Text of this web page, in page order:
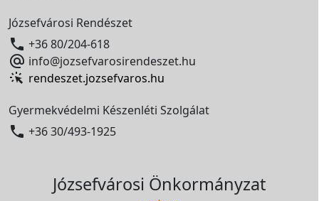
Józsefvárosi Rendészet
 +36 80/204-618
 info@jozsefvarosirendeszet.hu
rendeszet.jozsefvaros.hu
Gyermekvédelmi Készenléti Szolgálat
 +36 30/493-1925
Józsefvárosi Önkormányzat